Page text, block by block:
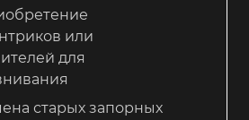
или
для
старых запорных